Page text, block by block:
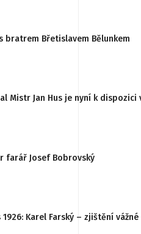
bratrem Břetislavem Bělunkem
Mistr Jan Hus je nyní k
farář Josef Bobrovský
1926: Karel Farský – zjištění